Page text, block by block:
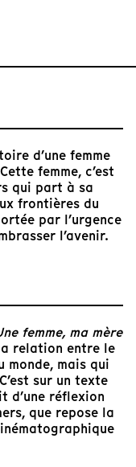
d’une femme
femme, c’est
qui part à sa
frontières du
par l’urgence
l’avenir.
femme, ma mère
relation entre le
monde, mais qui
sur un texte
d’une réflexion
que repose la